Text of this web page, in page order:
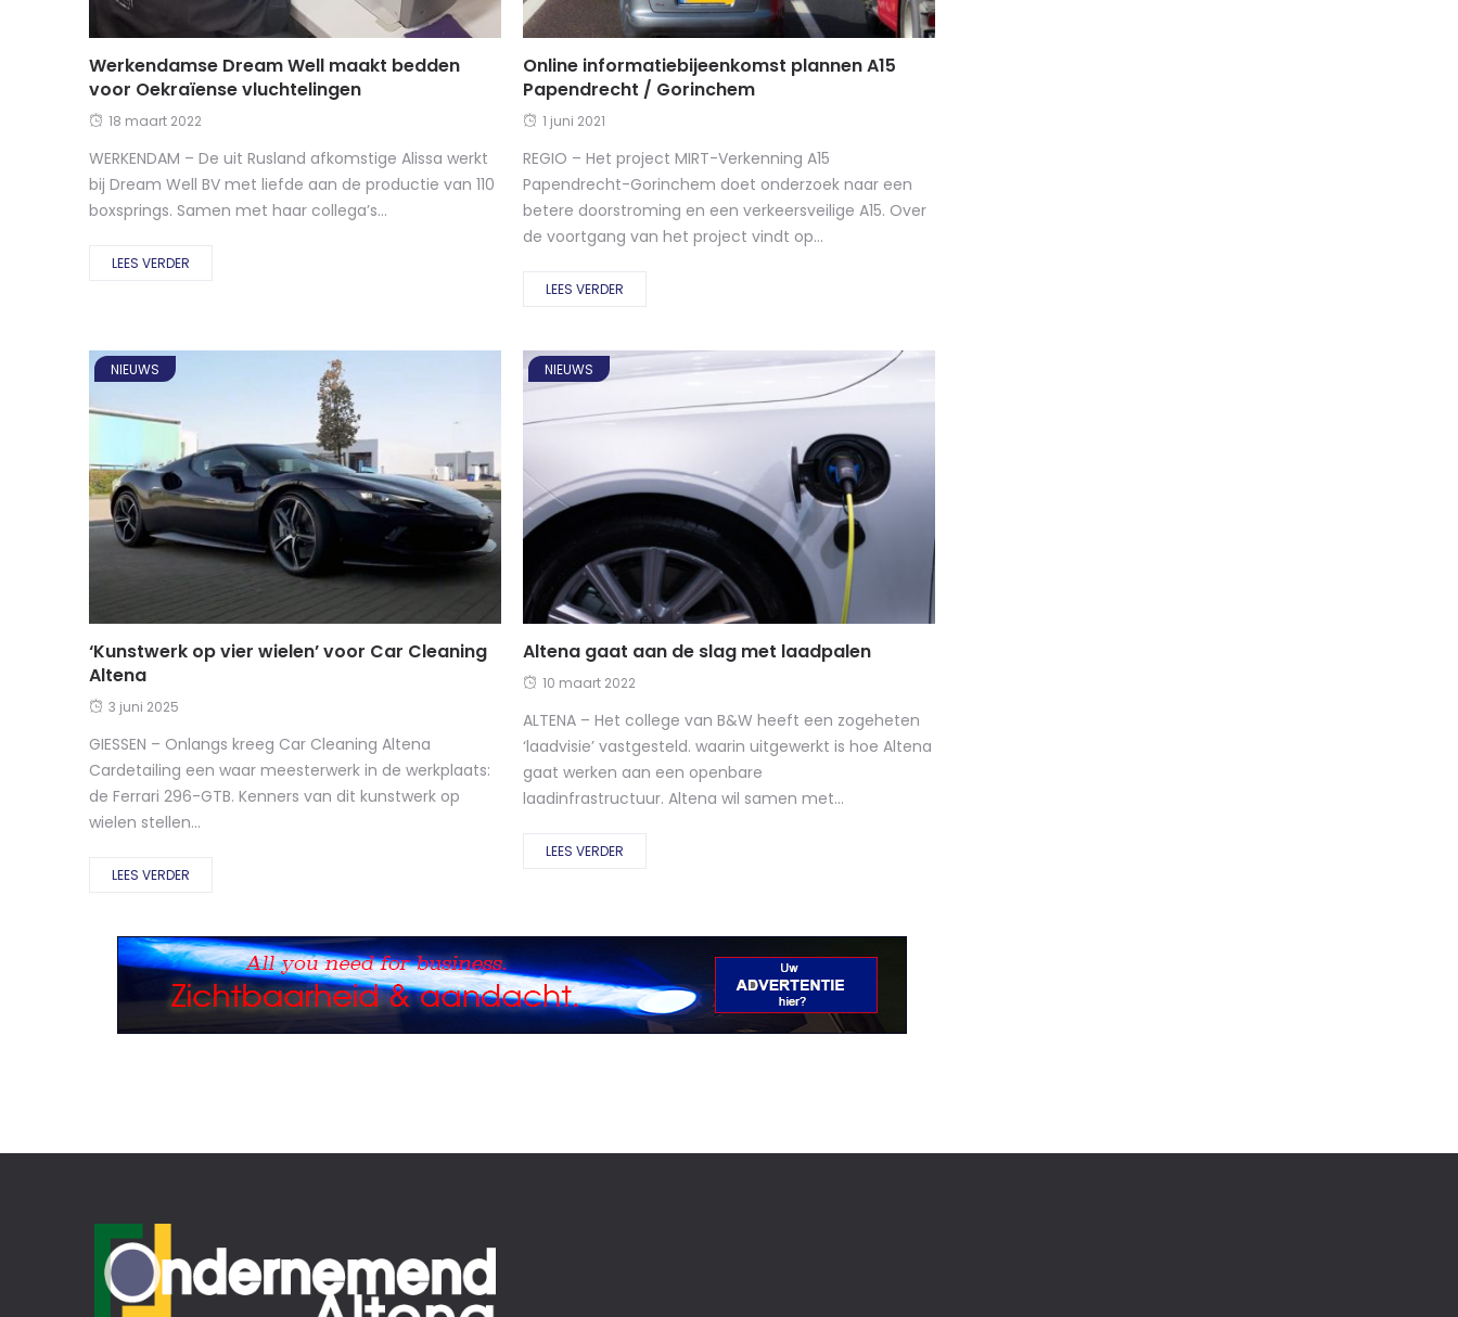
Werkendamse Dream Well maakt bedden
voor Oekraïense vluchtelingen
18 maart 2022
WERKENDAM – De uit Rusland afkomstige Alissa werkt
bij Dream Well BV met liefde aan de productie van 110
boxsprings. Samen met haar collega’s...
LEES VERDER
Online informatiebijeenkomst plannen A15
Papendrecht / Gorinchem
1 juni 2021
REGIO – Het project MIRT-Verkenning A15
Papendrecht-Gorinchem doet onderzoek naar een
betere doorstroming en een verkeersveilige A15. Over
de voortgang van het project vindt op...
LEES VERDER
NIEUWS
‘Kunstwerk op vier wielen’ voor Car Cleaning
Altena
3 juni 2025
GIESSEN – Onlangs kreeg Car Cleaning Altena
Cardetailing een waar meesterwerk in de werkplaats:
de Ferrari 296-GTB. Kenners van dit kunstwerk op
wielen stellen...
LEES VERDER
NIEUWS
Altena gaat aan de slag met laadpalen
10 maart 2022
ALTENA – Het college van B&W heeft een zogeheten
‘laadvisie’ vastgesteld. waarin uitgewerkt is hoe Altena
gaat werken aan een openbare
laadinfrastructuur. Altena wil samen met...
LEES VERDER